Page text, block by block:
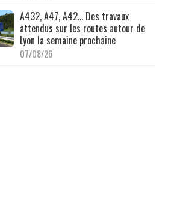
A432, A47, A42… Des travaux
attendus sur les routes autour de
Lyon la semaine prochaine
07/08/26